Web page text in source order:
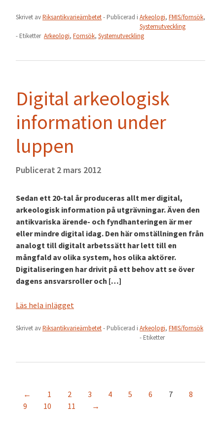
Skrivet avRiksantikvarieämbetet- Publicerad i Arkeologi, FMIS/fornsök,
Systemutveckling
- Etiketter Arkeologi, Fornsök, Systemutveckling
Digital arkeologisk
information under
luppen
Publicerat 2 mars 2012
Sedan ett 20-tal år produceras allt mer digital,
arkeologisk information på utgrävningar. Även den
antikvariska ärende- och fyndhanteringen är mer
eller mindre digital idag. Den här omställningen från
analogt till digitalt arbetssätt har lett till en
mångfald av olika system, hos olika aktörer.
Digitaliseringen har drivit på ett behov att se över
dagens ansvarsroller och […]
Läs hela inlägget
Skrivet avRiksantikvarieämbetet- Publicerad i Arkeologi, FMIS/fornsök
- Etiketter
← 1 2 3 4 5 6 7
8
9
10 11 →